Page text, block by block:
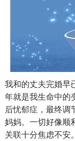
我和的丈夫完婚早
年就是我生命中的
后忧郁症，最终调
妈妈。一切好像顺
关联十分焦虑不安。